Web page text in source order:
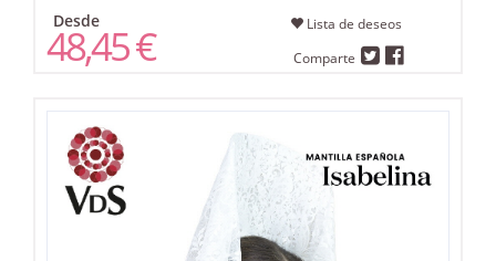
Desde Lista de deseos
48,45 € Comparte